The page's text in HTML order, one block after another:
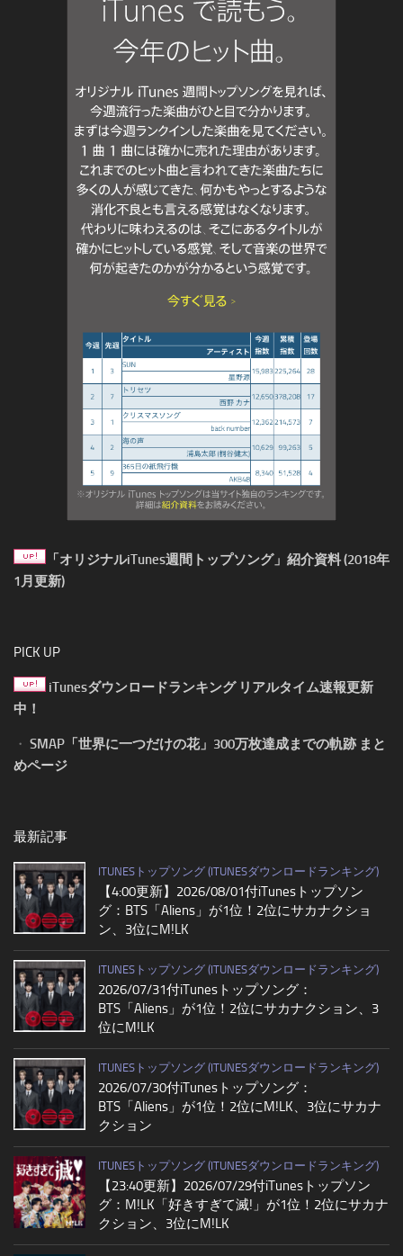
「オリジナルiTunes週間トップソング」紹介資料 (2018年
1月更新)
PICK UP
iTunesダウンロードランキング リアルタイム速報更新
中！
・ SMAP「世界に一つだけの花」300万枚達成までの軌跡 まと
めページ
最新記事
ITUNESトップソング (ITUNESダウンロードランキング)
【4:00更新】2026/08/01付iTunesトップソン
グ：BTS「Aliens」が1位！2位にサカナクショ
ン、3位にM!LK
ITUNESトップソング (ITUNESダウンロードランキング)
2026/07/31付iTunesトップソング：
BTS「Aliens」が1位！2位にサカナクション、3
位にM!LK
ITUNESトップソング (ITUNESダウンロードランキング)
2026/07/30付iTunesトップソング：
BTS「Aliens」が1位！2位にM!LK、3位にサカナ
クション
ITUNESトップソング (ITUNESダウンロードランキング)
【23:40更新】2026/07/29付iTunesトップソン
グ：M!LK「好きすぎて滅!」が1位！2位にサカナ
クション、3位にM!LK